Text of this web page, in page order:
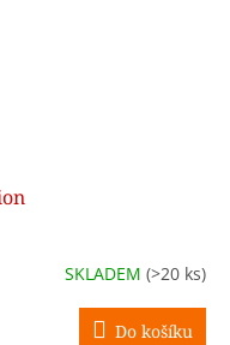
SKLADEM (>20 ks)
Do košíku